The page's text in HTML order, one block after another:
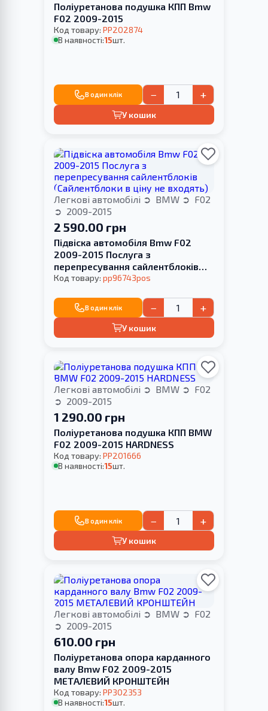
Поліуретанова подушка КПП Bmw
F02 2009-2015
Код товару: PP202874
В наявності:15шт.
В один клік − +
У кошик
Легкові автомобілі BMW
F02
2009-2015
2 590.00 грн
Підвіска автомобіля Bmw F02
2009-2015 Послуга з
перепресування сайлентблоків
(Сайлентблоки в ціну не входять)
Код товару: pp96743pos
В один клік − +
У кошик
Легкові автомобілі BMW
F02
2009-2015
1 290.00 грн
Поліуретанова подушка КПП BMW
F02 2009-2015 HARDNESS
Код товару: PP201666
В наявності:15шт.
В один клік − +
У кошик
Легкові автомобілі BMW
F02
2009-2015
610.00 грн
Поліуретанова опора карданного
валу Bmw F02 2009-2015
МЕТАЛЕВИЙ КРОНШТЕЙН
Код товару: PP302353
В наявності:15шт.